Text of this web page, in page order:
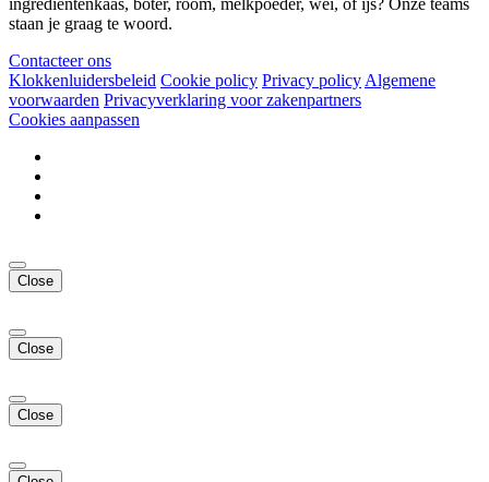
ingrediëntenkaas, boter, room, melkpoeder, wei, of ijs? Onze teams
staan je graag te woord.
Contacteer ons
Klokkenluidersbeleid Cookie policy Privacy policy Algemene
voorwaarden Privacyverklaring voor zakenpartners
Cookies aanpassen
Close
Close
Close